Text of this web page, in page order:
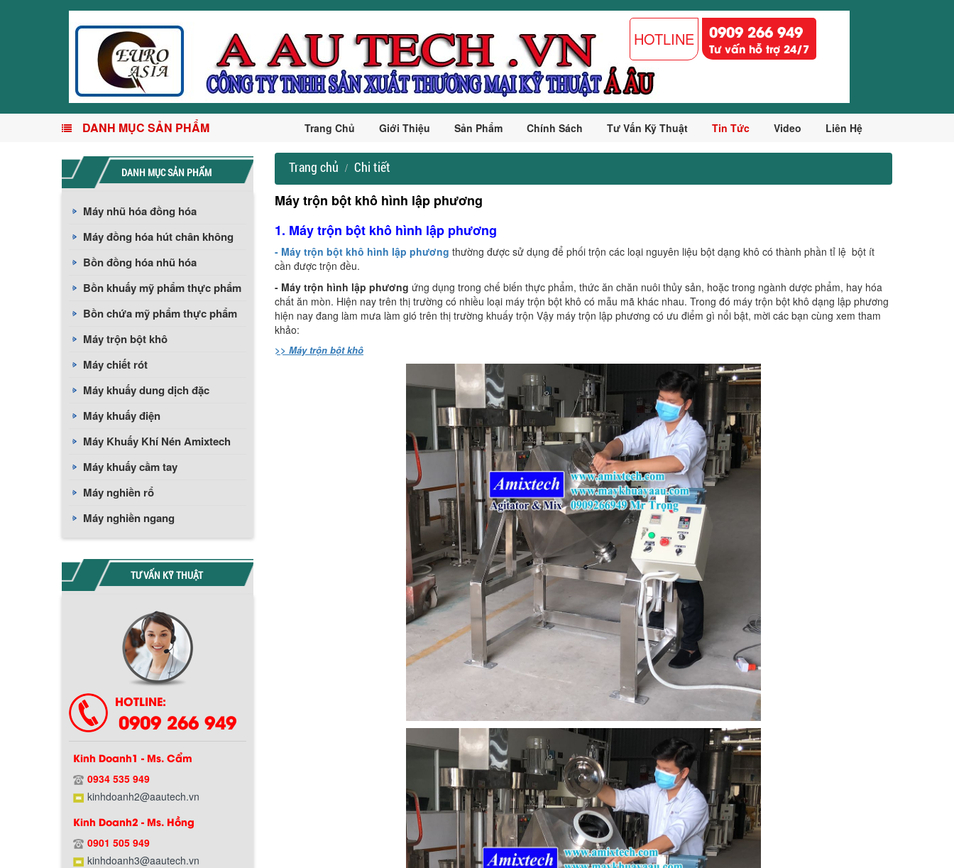
HOTLINE 0909 266 949
Tư vấn hỗ trợ 24/7
DANH MỤC SẢN PHẨM Trang Chủ Giới Thiệu Sản Phẩm Chính Sách Tư Vấn Kỹ Thuật Tin Tức Video Liên Hệ
DANH MỤC SẢN PHẨM
Máy nhũ hóa đồng hóa
Máy đồng hóa hút chân không
Bồn đồng hóa nhũ hóa
Bồn khuấy mỹ phẩm thực phẩm
Bồn chứa mỹ phẩm thực phẩm
Máy trộn bột khô
Máy chiết rót
Máy khuấy dung dịch đặc
Máy khuấy điện
Máy Khuấy Khí Nén Amixtech
Máy khuấy cầm tay
Máy nghiền rổ
Máy nghiền ngang
TƯ VẤN KỸ THUẬT
HOTLINE:
0909 266 949
Kinh Doanh1 - Ms. Cẩm
0934 535 949
kinhdoanh2@aautech.vn
Kinh Doanh2 - Ms. Hồng
0901 505 949
kinhdoanh3@aautech.vn
Chính sách bảo hành
Trang chủ Chi tiết
Máy trộn bột khô hình lập phương
1. Máy trộn bột khô hình lập phương
- Máy trộn bột khô hình lập phương thường được sử dụng để phối trộn các loại nguyên liệu bột dạng khô có thành phần tỉ lệ bột ít
cần được trộn đều.
- Máy trộn hình lập phương ứng dụng trong chế biến thực phẩm, thức ăn chăn nuôi thủy sản, hoặc trong ngành dược phẩm, hay hóa
chất ăn mòn. Hiện nay trên thị trường có nhiều loại máy trộn bột khô có mẫu mã khác nhau. Trong đó máy trộn bột khô dạng lập phương
hiện nay đang làm mưa làm gió trên thị trường khuấy trộn Vậy máy trộn lập phương có ưu điểm gì nổi bật, mời các bạn cùng xem tham
khảo:
>> Máy trộn bột khô